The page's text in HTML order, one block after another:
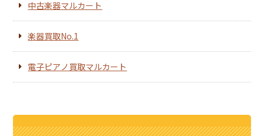
中古楽器マルカート
楽器買取No.1
電子ピアノ買取マルカート